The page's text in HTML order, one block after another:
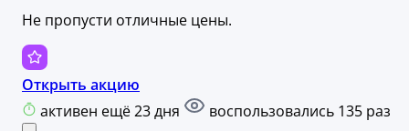
Не пропусти отличные цены.
Открыть акцию
активен ещё 23 дня
воспользовались 135 раз